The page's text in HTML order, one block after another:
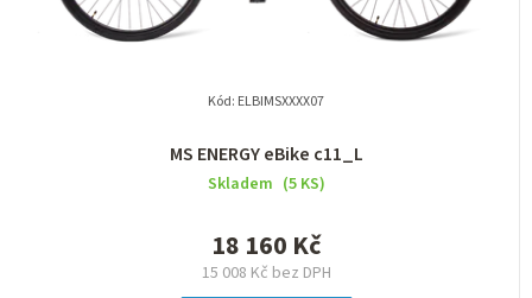
MS ENERGY eBike c11_L
Skladem (5 KS)
15 008 Kč bez DPH
18 160 Kč
Kód: ELBIMSXXXX07